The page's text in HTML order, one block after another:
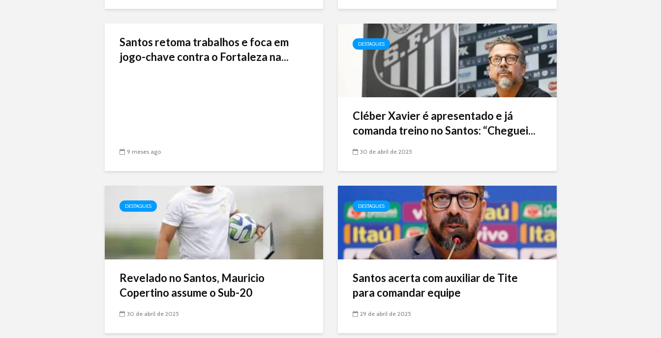
Santos retoma trabalhos e foca em
jogo-chave contra o Fortaleza na...
9 meses ago
DESTAQUES
Cléber Xavier é apresentado e já
comanda treino no Santos: “Cheguei...
30 de abril de 2025
DESTAQUES
Revelado no Santos, Mauricio
Copertino assume o Sub-20
30 de abril de 2025
DESTAQUES
Santos acerta com auxiliar de Tite
para comandar equipe
29 de abril de 2025